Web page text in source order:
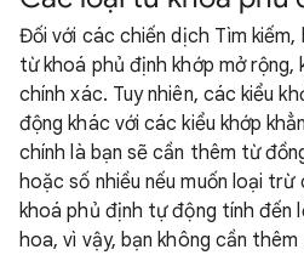
Đối với các chiến dịch Tìm
từ khoá phủ định khớp mở
chính xác. Tuy nhiên, các kiểu
động khác với các kiểu khớp
chính là bạn sẽ cần thêm từ
hoặc số nhiều nếu muốn loại
khoá phủ định tự động tính đến
hoa, vì vậy, bạn không cần